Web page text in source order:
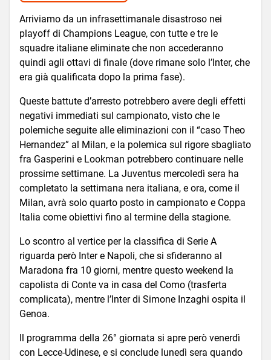
Arriviamo da un infrasettimanale disastroso nei
playoff di Champions League, con tutte e tre le
squadre italiane eliminate che non accederanno
quindi agli ottavi di finale (dove rimane solo l’Inter, che
era già qualificata dopo la prima fase).
Queste battute d’arresto potrebbero avere degli effetti
negativi immediati sul campionato, visto che le
polemiche seguite alle eliminazioni con il “caso Theo
Hernandez” al Milan, e la polemica sul rigore sbagliato
fra Gasperini e Lookman potrebbero continuare nelle
prossime settimane. La Juventus mercoledì sera ha
completato la settimana nera italiana, e ora, come il
Milan, avrà solo quarto posto in campionato e Coppa
Italia come obiettivi fino al termine della stagione.
Lo scontro al vertice per la classifica di Serie A
riguarda però Inter e Napoli, che si sfideranno al
Maradona fra 10 giorni, mentre questo weekend la
capolista di Conte va in casa del Como (trasferta
complicata), mentre l’Inter di Simone Inzaghi ospita il
Genoa.
Il programma della 26° giornata si apre però venerdì
con Lecce-Udinese, e si conclude lunedì sera quando